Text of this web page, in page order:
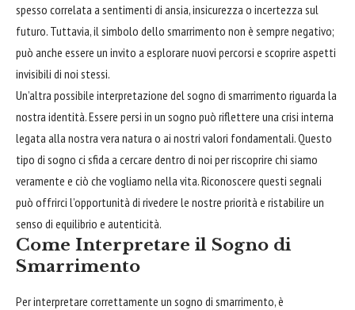
spesso correlata a sentimenti di ansia, insicurezza o incertezza sul
futuro. Tuttavia, il simbolo dello smarrimento non è sempre negativo;
può anche essere un invito a esplorare nuovi percorsi e scoprire aspetti
invisibili di noi stessi.
Un’altra possibile interpretazione del sogno di smarrimento riguarda la
nostra identità. Essere persi in un sogno può riflettere una crisi interna
legata alla nostra vera natura o ai nostri valori fondamentali. Questo
tipo di sogno ci sfida a cercare dentro di noi per riscoprire chi siamo
veramente e ciò che vogliamo nella vita. Riconoscere questi segnali
può offrirci l’opportunità di rivedere le nostre priorità e ristabilire un
senso di equilibrio e autenticità.
Come Interpretare il Sogno di
Smarrimento
Per interpretare correttamente un sogno di smarrimento, è